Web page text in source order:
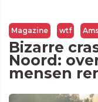
Magazine wtf
Bizarre
Noord:
mensen